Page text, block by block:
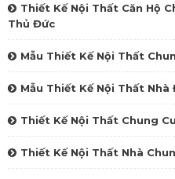
Thiết Kế Nội Thất Căn Hộ
Thủ Đức
Mẫu Thiết Kế Nội Thất
Mẫu Thiết Kế Nội Thất Nhà
Thiết Kế Nội Thất Chung
Thiết Kế Nội Thất Nhà